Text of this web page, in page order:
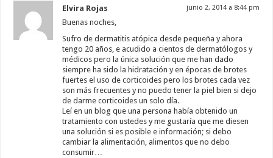
Elvira Rojas junio 2, 2014 a 8:44 pm
Buenas noches,
Sufro de dermatitis atópica desde pequeña y ahora
tengo 20 años, e acudido a cientos de dermatólogos y
médicos pero la única solución que me han dado
siempre ha sido la hidratación y en épocas de brotes
fuertes el uso de corticoides pero los brotes cada vez
son más frecuentes y no puedo tener la piel bien si dejo
de darme corticoides un solo día.
Leí en un blog que una persona había obtenido un
tratamiento con ustedes y me gustaría que me diesen
una solución si es posible e información; si debo
cambiar la alimentación, alimentos que no debo
consumir…